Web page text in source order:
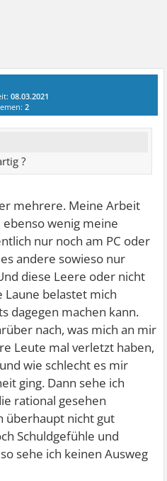
08.03.2021
2
?
mehrere. Meine Arbeit
wenig meine
nur noch am PC oder
andere sowieso nur
diese Leere oder nicht
Laune belastet mich
dagegen machen kann.
nach, was mich an mir
Leute mal verletzt haben,
wie schlecht es mir
ging. Dann sehe ich
rational gesehen
überhaupt nicht gut
Schuldgefühle und
sehe ich keinen Ausweg